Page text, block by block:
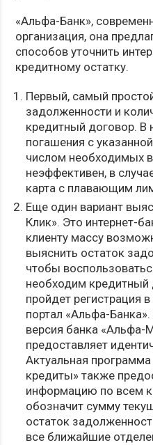
«Альфа-Банк»,
организация, она
способов уточнить
кредитному остатку.
Первый, самый
задолженности и
кредитный договор. В
погашения с
числом необходимых
неэффективен, в
карта с плавающим
Еще один вариант
Клик». Это интернет-
клиенту массу
выяснить остаток
чтобы
необходим
пройдет регистрация
портал «Альфа-
версия банка «Альфа-
предоставляет
Актуальная
кредиты» также
информацию по всем
обозначит сумму
остаток
все ближайшие